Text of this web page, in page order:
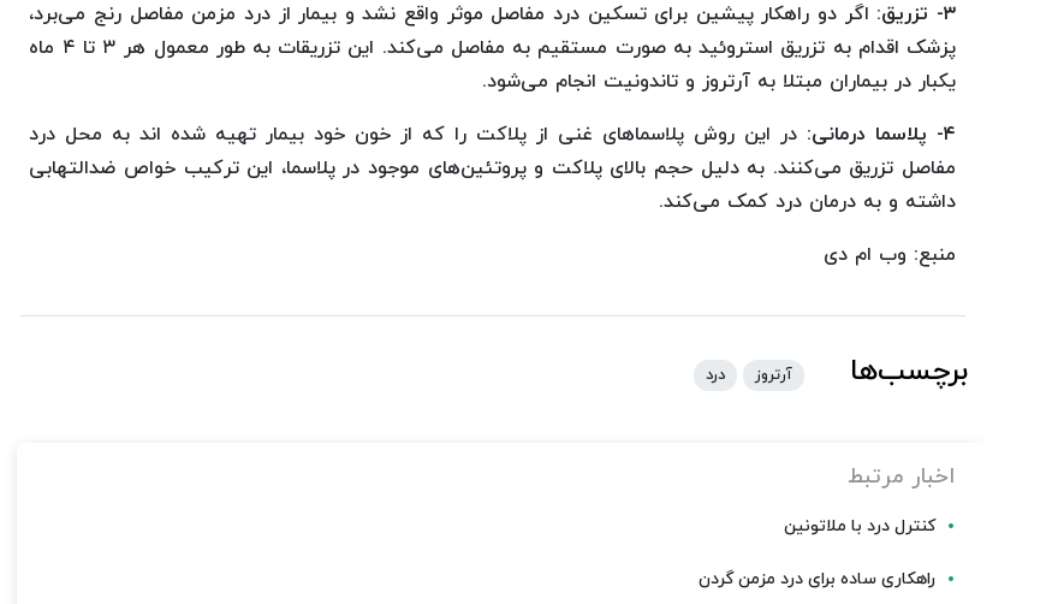
۳- تزریق:
اگر دو راهکار پیشین برای تسکین درد مفاصل موثر واقع نشد و بیمار از درد مزمن مفاصل رنج می‌برد،
پزشک اقدام به تزریق استروئید به صورت مستقیم به مفاصل می‌کند. این تزریقات به طور معمول هر ۳ تا ۴ ماه
یکبار در بیماران مبتلا به آرتروز و تاندونیت انجام می‌شود.
۴- پلاسما درمانی:
در این روش پلاسماهای غنی از پلاکت را که از خون خود بیمار تهیه شده اند به محل درد
مفاصل تزریق می‌کنند. به دلیل حجم بالای پلاکت و پروتئین‌های موجود در پلاسما، این ترکیب خواص ضدالتهابی
داشته و به درمان درد کمک می‌کند.
منبع: وب ام دی
برچسب‌ها آرتروز درد
اخبار مرتبط
کنترل درد با ملاتونین
راهکاری ساده برای درد مزمن گردن